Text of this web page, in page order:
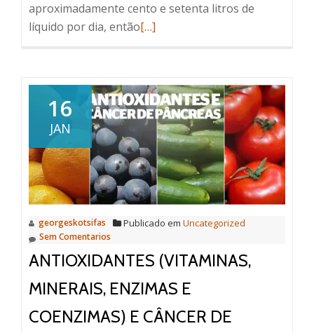
aproximadamente cento e setenta litros de
líquido por dia, entãoRead
longa
e
qualidade
de
vida
[…]
16
JAN
georgeskotsifas Publicado em Uncategorized
Sem Comentarios
ANTIOXIDANTES (VITAMINAS,
MINERAIS, ENZIMAS E
COENZIMAS) E CÂNCER DE